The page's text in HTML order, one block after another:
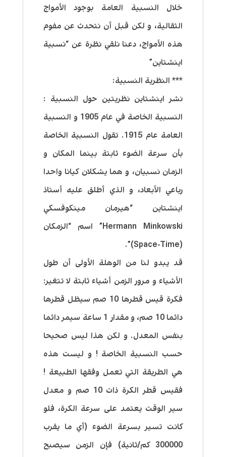
خلال النسبية العامة بوجود الأمواج
الثقالية، و لكن قبل أن نتحدث عن مفوم
هذه الأمواج، دعنا نلقي نظرة عن “نسبية
اينشتاين”
*** النظرية النسبية:
نشر اينشتاين نظريتين حول النسبية :
النسبية الخاصة في عام 1905 و النسبية
العامة عام 1915. تقول النسبية الخاصة
بأن سرعة الضوء ثابتة بينما المكان و
الزمان نسبيان، و هما يشكلان كيانا واحدا
رباعي الأبعاد، و الذي أطلق عليه أستاذ
اينشتاين “هيرمان مينكوفسكي
Hermann Minkowski” اسم “الزمكان
(Space-Time)”.
قد يبدو لنا من الوهلة الأولى أن طول
الأشياء و مرور الزمن أشياء ثابتة لا تتغير:
فكرة قيس قطرها 10 صم سيظل قطرها
دائما 10 صم، و مقدار 1 ساعة سيمر دائما
بنفس المعدل. و لكن هذا ليس صحيحا
حسب النسبية الخاصة ! و ليست هذه
هي الطريقة التي تعمل وفقها الطبيعة !
فقيس قطر الكرة ذات 10 صم و معدل
سير الوقت يعتمد على سرعة الكرة، فلو
كانت تسير بسرعة الضوء (أي ما يقرب
300000 كم/ثانية) فإن الزمن سيصبح